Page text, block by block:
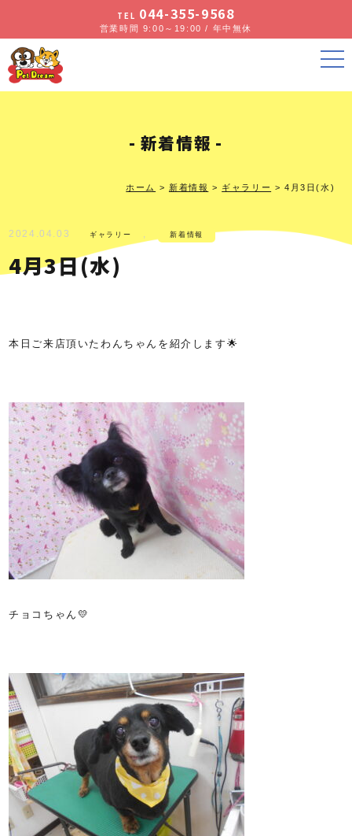
TEL 044-355-9568
営業時間 9:00～19:00 / 年中無休
新着情報
ホーム > 新着情報 > ギャラリー > 4月3日(水)
2024.04.03 ギャラリー 新着情報
4月3日(水)
本日ご来店頂いたわんちゃんを紹介します🌟
チョコちゃん💛